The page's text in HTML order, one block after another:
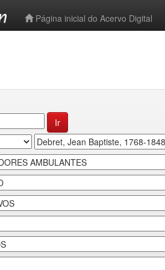
Página inicial do Acervo Digital